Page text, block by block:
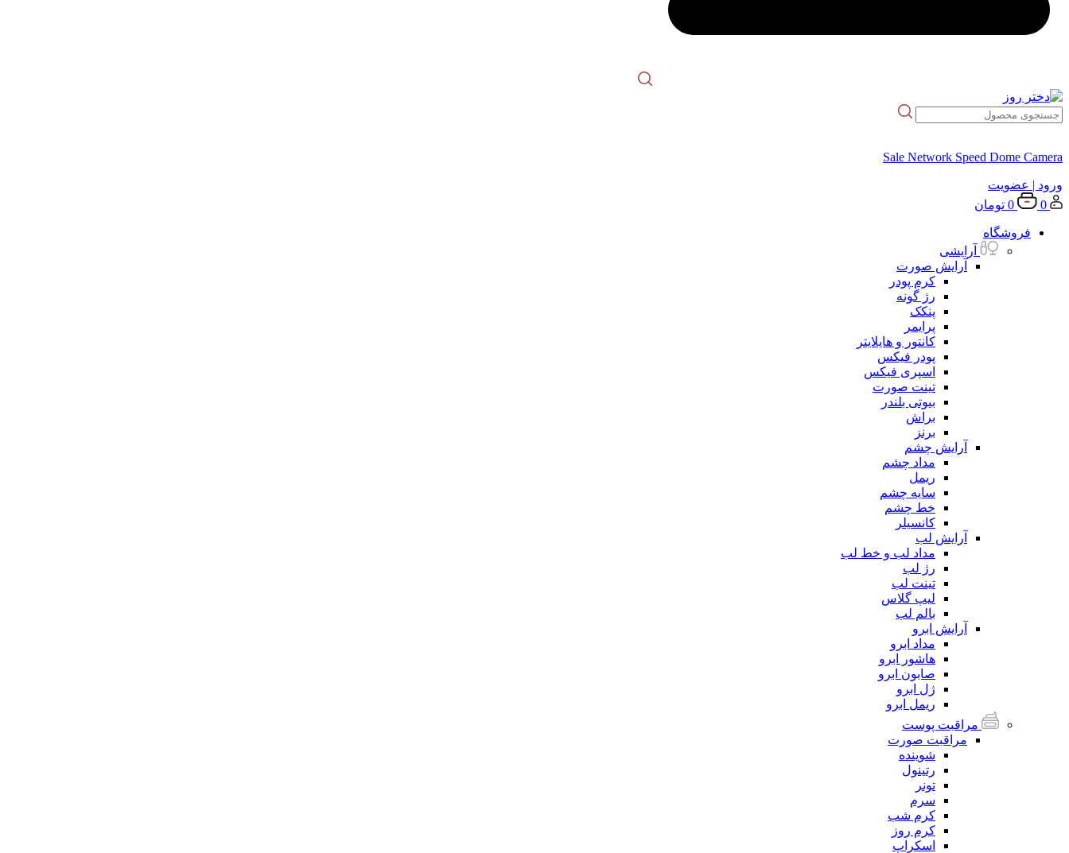
Sale Network Speed Dome Camera
ورود | عضویت
0
0 تومان
فروشگاه
آرایشی
آرایش صورت
کرم پودر
رژ گونه
پنکک
پرایمر
کانتور و هایلایتر
پودر فیکس
اسپری فیکس
تینت صورت
بیوتی بلندر
براش
برنز
آرایش چشم
مداد چشم
ریمل
سایه چشم
خط چشم
کانسیلر
آرایش لب
مداد لب و خط لب
رژ لب
تینت لب
لیپ گلاس
بالم لب
آرایش ابرو
مداد ابرو
هاشور ابرو
صابون ابرو
ژل ابرو
ریمل ابرو
مراقبت پوست
مراقبت صورت
شوینده
رتینول
تونر
سرم
کرم شب
کرم روز
اسکراپ